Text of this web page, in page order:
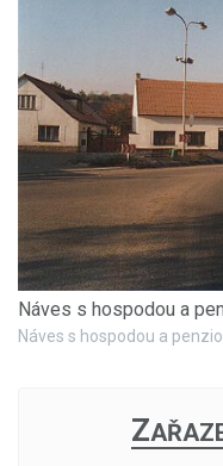
Náves s hospodou a
Náves s hospodou a
Z